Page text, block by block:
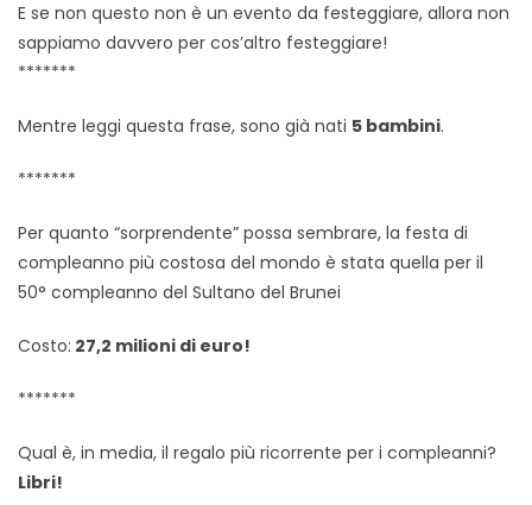
E se non questo non è un evento da festeggiare, allora non
sappiamo davvero per cos’altro festeggiare!
*******
Mentre leggi questa frase, sono già nati 5 bambini.
*******
Per quanto “sorprendente” possa sembrare, la festa di
compleanno più costosa del mondo è stata quella per il
50° compleanno del Sultano del Brunei
Costo: 27,2 milioni di euro!
*******
Qual è, in media, il regalo più ricorrente per i compleanni?
Libri!